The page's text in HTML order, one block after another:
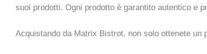
suoi prodotti. Ogni prodotto è garantito autentico e
Acquistando da Matrix Bistrot, non solo ottenete